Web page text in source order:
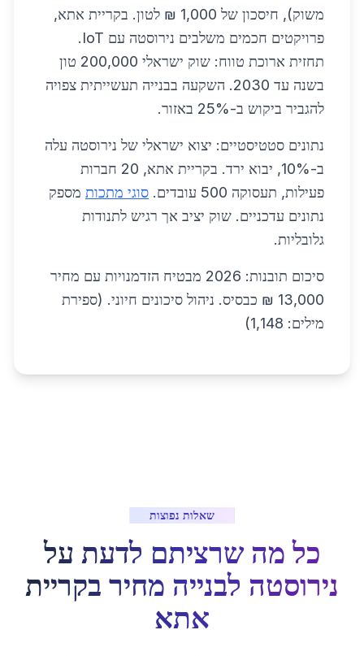
משוק), חיסכון של 1,000 ₪ לטון. בקריית אתא,
פרויקטים חכמים משלבים נירוסטה עם IoT.
תחזית ארוכת טווח: שוק ישראלי 200,000 טון
בשנה עד 2030. השקעה בבנייה תעשייתית צפויה
להגביר ביקוש ב-25% באזור.
נתונים סטטיסטיים: יצוא ישראלי של נירוסטה עלה
ב-10%, יבוא ירד. בקריית אתא, 20 חברות
פעילות, תעסוקה 500 עובדים.
סוגי מתכות מספק
נתונים עדכניים. שוק יציב אך רגיש לתנודות
גלובליות.
סיכום תובנות: 2026 מבטיח הזדמנויות עם מחיר
13,000 ₪ כבסיס. ניהול סיכונים חיוני. (ספירת
מילים: 1,148)
שאלות נפוצות
כל מה שרציתם לדעת על
נירוסטה לבנייה מחיר בקריית
אתא